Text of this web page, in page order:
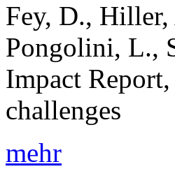
Fey, D.,
Pongolini, L.,
Impact
challenges
mehr